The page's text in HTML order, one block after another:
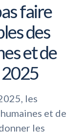
faire
des
et de
les
et de
les